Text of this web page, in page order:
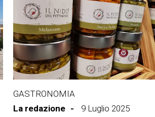
GASTRONOMIA
La redazione
9 Luglio 2025